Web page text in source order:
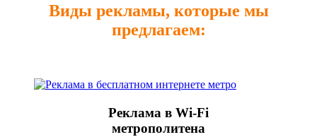
Виды рекламы, которые мы
предлагаем:
Реклама в Wi-Fi
метрополитена